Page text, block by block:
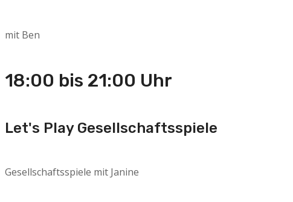
mit Ben
18:00 bis 21:00 Uhr
Let's Play Gesellschaftsspiele
Gesellschaftsspiele mit Janine